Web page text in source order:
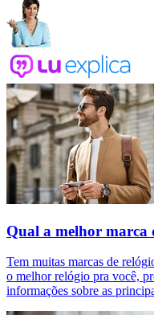
Qual a melhor marca
Tem muitas marcas de
o melhor relógio pra você,
informações sobre as